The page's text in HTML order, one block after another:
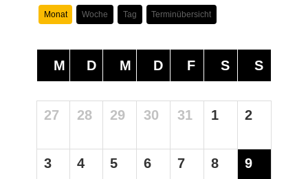
Monat Woche Tag Terminübersicht
M D M D F S S
27 28 29 30 31 1 2
3 4 5 6 7 8 9